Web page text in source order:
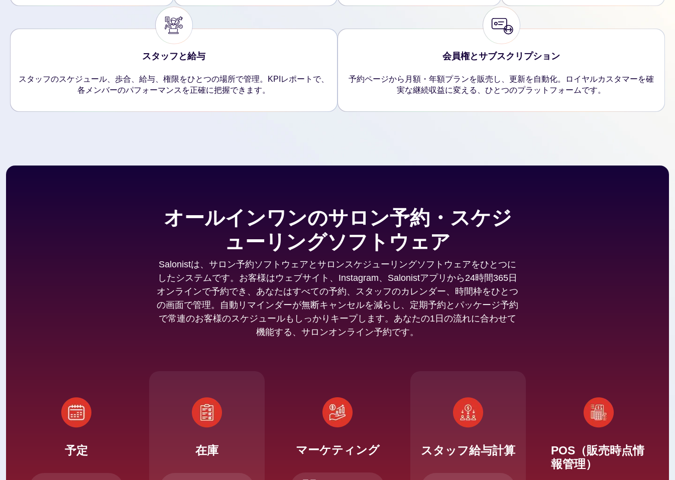
スタッフと給与
スタッフのスケジュール、歩合、給与、権限をひとつの場所で管理。KPIレポートで、
各メンバーのパフォーマンスを正確に把握できます。
会員権とサブスクリプション
予約ページから月額・年額プランを販売し、更新を自動化。ロイヤルカスタマーを確
実な継続収益に変える、ひとつのプラットフォームです。
オールインワンのサロン予約・スケジ
ューリングソフトウェア
Salonistは、サロン予約ソフトウェアとサロンスケジューリングソフトウェアをひとつに
したシステムです。お客様はウェブサイト、Instagram、Salonistアプリから24時間365日
オンラインで予約でき、あなたはすべての予約、スタッフのカレンダー、時間枠をひとつ
の画面で管理。自動リマインダーが無断キャンセルを減らし、定期予約とパッケージ予約
で常連のお客様のスケジュールもしっかりキープします。あなたの1日の流れに合わせて
機能する、サロンオンライン予約です。
予定 在庫 マーケティング スタッフ給与計算
POS（販売時点情
報管理）